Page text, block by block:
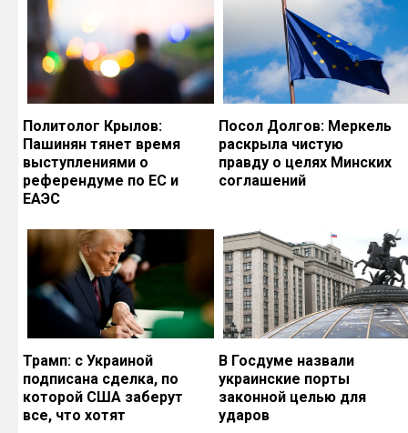
Политолог Крылов:
Пашинян тянет время
выступлениями о
референдуме по ЕС и
ЕАЭС
Посол Долгов: Меркель
раскрыла чистую
правду о целях Минских
соглашений
Трамп: с Украиной
подписана сделка, по
которой США заберут
все, что хотят
В Госдуме назвали
украинские порты
законной целью для
ударов